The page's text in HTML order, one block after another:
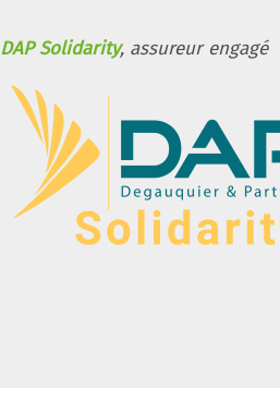
DAP Solidarity, assureur engagé